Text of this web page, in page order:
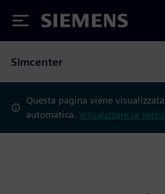
Siemens
Simcenter
Questa pagina viene
automatica.Visualizzare la